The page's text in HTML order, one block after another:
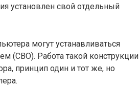
установлен свой отдельный
могут устанавливаться
(СВО). Работа такой конструкции
принцип один и тот же, но